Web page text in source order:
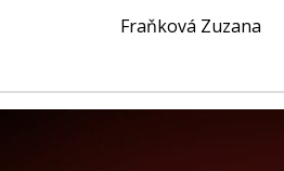
Fraňková Zuzana